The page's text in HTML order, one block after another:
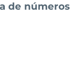
de números